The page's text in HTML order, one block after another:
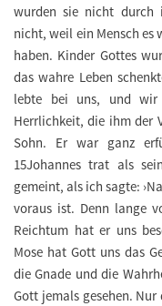
wurden sie nicht durch
nicht, weil ein Mensch es
haben. Kinder Gottes
das wahre Leben
lebte bei uns, und wir
Herrlichkeit, die ihm der
Sohn. Er war ganz
15Johannes trat als
gemeint, als ich sagte:
voraus ist. Denn lange
Reichtum hat er uns
Mose hat Gott uns das
die Gnade und die
Gott jemals gesehen.